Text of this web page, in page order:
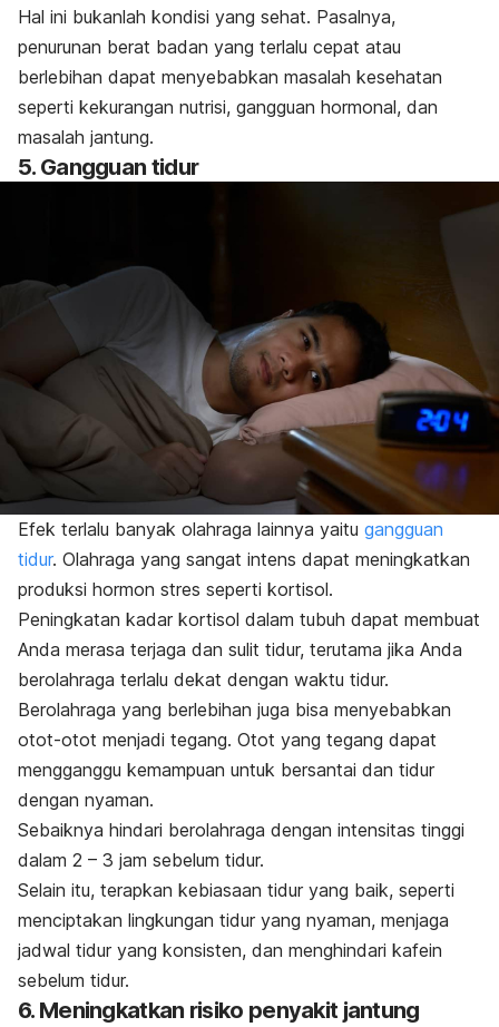
Hal ini bukanlah kondisi yang sehat. Pasalnya,
penurunan berat badan yang terlalu cepat atau
berlebihan dapat menyebabkan masalah kesehatan
seperti kekurangan nutrisi, gangguan hormonal, dan
masalah jantung.
5. Gangguan tidur
Efek terlalu banyak olahraga lainnya yaitu gangguan
tidur. Olahraga yang sangat intens dapat meningkatkan
produksi hormon stres seperti kortisol.
Peningkatan kadar kortisol dalam tubuh dapat membuat
Anda merasa terjaga dan sulit tidur, terutama jika Anda
berolahraga terlalu dekat dengan waktu tidur.
Berolahraga yang berlebihan juga bisa menyebabkan
otot-otot menjadi tegang. Otot yang tegang dapat
mengganggu kemampuan untuk bersantai dan tidur
dengan nyaman.
Sebaiknya hindari berolahraga dengan intensitas tinggi
dalam 2 – 3 jam sebelum tidur.
Selain itu, terapkan kebiasaan tidur yang baik, seperti
menciptakan lingkungan tidur yang nyaman, menjaga
jadwal tidur yang konsisten, dan menghindari kafein
sebelum tidur.
6. Meningkatkan risiko penyakit jantung